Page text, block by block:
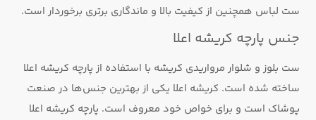
ست لباس همچنین از کیفیت بالا و ماندگاری برتری برخوردار است.
جنس پارچه کریشه اعلا
ست بلوز و شلوار مرواریدی کریشه با استفاده از پارچه کریشه اعلا
ساخته شده است. کریشه اعلا یکی از بهترین جنس‌ها در صنعت
پوشاک است و برای خواص خود معروف است. پارچه کریشه اعلا